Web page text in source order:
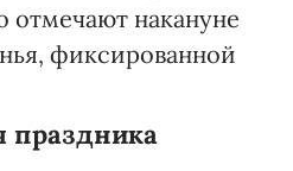
отмечают накануне
фиксированной
праздника